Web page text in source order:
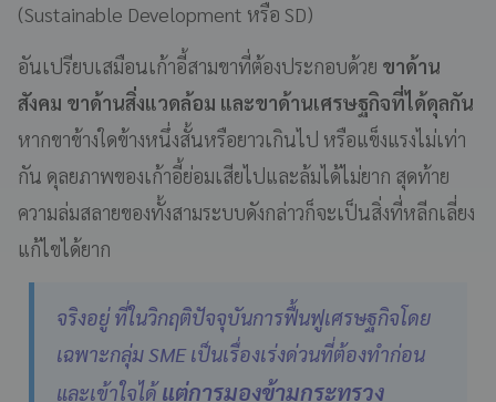
(Sustainable Development หรือ SD)
อันเปรียบเสมือนเก้าอี้สามขาที่ต้องประกอบด้วย ขาด้าน
สังคม ขาด้านสิ่งแวดล้อม และขาด้านเศรษฐกิจที่ได้ดุลกัน
หากขาข้างใดข้างหนึ่งสั้นหรือยาวเกินไป หรือแข็งแรงไม่เท่า
กัน ดุลยภาพของเก้าอี้ย่อมเสียไปและล้มได้ไม่ยาก สุดท้าย
ความล่มสลายของทั้งสามระบบดังกล่าวก็จะเป็นสิ่งที่หลีกเลี่ยง
แก้ไขได้ยาก
จริงอยู่ ที่ในวิกฤติปัจจุบันการฟื้นฟูเศรษฐกิจโดย
เฉพาะกลุ่ม SME เป็นเรื่องเร่งด่วนที่ต้องทำก่อน
และเข้าใจได้แต่การมองข้ามกระทรวง